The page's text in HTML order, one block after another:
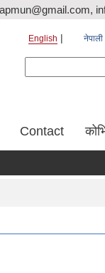
English नेपाली
Contact
भु